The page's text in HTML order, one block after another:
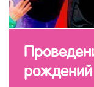
рождений